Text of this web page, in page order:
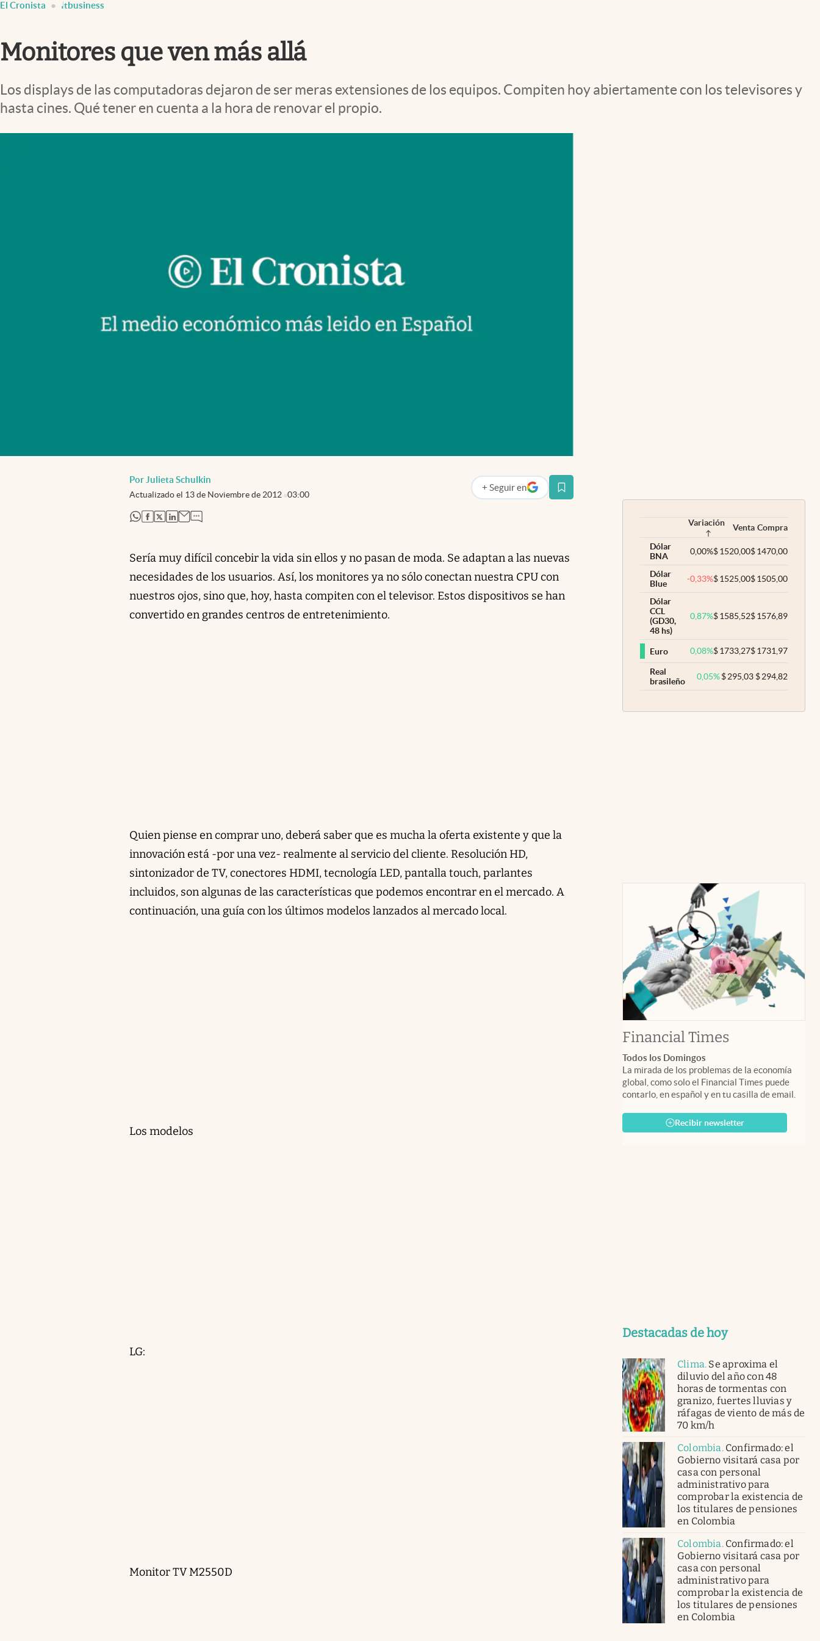
Infotechnology
Clima
Eventos Corporativos
El Cronista Itbusiness
Monitores que ven más allá
Los displays de las computadoras dejaron de ser meras extensiones de los equipos. Compiten hoy abiertamente con los televisores y
hasta cines. Qué tener en cuenta a la hora de renovar el propio.
Por Julieta Schulkin
Actualizado el 13 de Noviembre de 2012 03:00
+ Seguir en
abre en nueva pestaña
abre en nueva pestaña
abre en nueva pestaña
abre en nueva pestaña
abre en nueva pestaña
Sería muy difícil concebir la vida sin ellos y no pasan de moda. Se adaptan a las nuevas
necesidades de los usuarios. Así, los monitores ya no sólo conectan nuestra CPU con
nuestros ojos, sino que, hoy, hasta compiten con el televisor. Estos dispositivos se han
convertido en grandes centros de entretenimiento.
Quien piense en comprar uno, deberá saber que es mucha la oferta existente y que la
innovación está -por una vez- realmente al servicio del cliente. Resolución HD,
sintonizador de TV, conectores HDMI, tecnología LED, pantalla touch, parlantes
incluidos, son algunas de las características que podemos encontrar en el mercado. A
continuación, una guía con los últimos modelos lanzados al mercado local.
Los modelos
LG:
Monitor TV M2550D
Variación Venta Compra
Dólar
BNA
0,00%$1520,00$1470,00
Dólar
Blue
-0,33%$1525,00$1505,00
Dólar
CCL
(GD30,
48 hs)
0,87%$1585,52$1576,89
Euro 0,08%$1733,27$1731,97
Real
brasileño
0,05% $295,03 $294,82
Financial Timesabre en
Todos los Domingos
La mirada de los problemas de la economía
global, como solo el Financial Times puede
contarlo, en español y en tu casilla de email.
Recibir newsletter
Destacadas de hoy
Clima. Se aproxima el
diluvio del año con 48
horas de tormentas con
granizo, fuertes lluvias y
ráfagas de viento de más de
70 km/h
Colombia. Confirmado: el
Gobierno visitará casa por
casa con personal
administrativo para
comprobar la existencia de
los titulares de pensiones
en Colombia
Colombia. Confirmado: el
Gobierno visitará casa por
casa con personal
administrativo para
comprobar la existencia de
los titulares de pensiones
en Colombia